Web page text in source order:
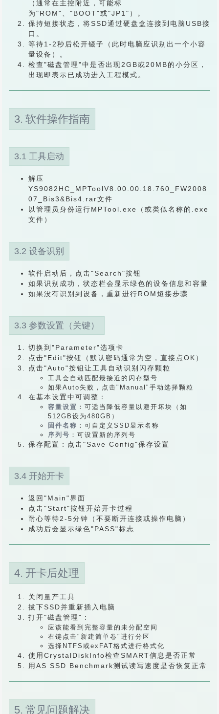
（通常在主控附近，可能标
为"ROM"、"BOOT"或"JP1"）。
保持短接状态，将SSD通过硬盘盒连接到电脑USB接
口。
等待1-2秒后松开镊子（此时电脑应识别出一个小容
量设备）。
检查"磁盘管理"中是否出现2GB或20MB的小分区，
出现即表示已成功进入工程模式。
3. 软件操作指南
3.1 工具启动
解压
YS9082HC_MPToolV8.00.00.18.760_FW2008
07_Bis3&Bis4.rar文件
以管理员身份运行MPTool.exe（或类似名称的.exe
文件）
3.2 设备识别
软件启动后，点击"Search"按钮
如果识别成功，状态栏会显示绿色的设备信息和容量
如果没有识别到设备，重新进行ROM短接步骤
3.3 参数设置（关键）
切换到"Parameter"选项卡
点击"Edit"按钮（默认密码通常为空，直接点OK）
点击"Auto"按钮让工具自动识别闪存颗粒
工具会自动匹配最接近的闪存型号
如果Auto失败，点击"Manual"手动选择颗粒
在基本设置中可调整：
容量设置 ：可适当降低容量以避开坏块（如
512GB设为480GB）
固件名称 ：可自定义SSD显示名称
序列号 ：可设置新的序列号
保存配置：点击"Save Config"保存设置
3.4 开始开卡
返回"Main"界面
点击"Start"按钮开始开卡过程
耐心等待2-5分钟（不要断开连接或操作电脑）
成功后会显示绿色"PASS"标志
4. 开卡后处理
关闭量产工具
拔下SSD并重新插入电脑
打开"磁盘管理"：
应该能看到完整容量的未分配空间
右键点击"新建简单卷"进行分区
选择NTFS或exFAT格式进行格式化
使用CrystalDiskInfo检查SMART信息是否正常
用AS SSD Benchmark测试读写速度是否恢复正常
5. 常见问题解决